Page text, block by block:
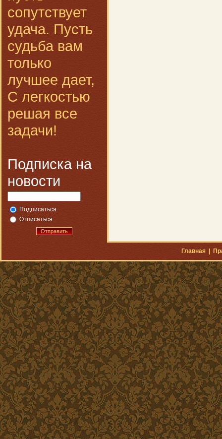
сопутствует
удача. Пусть
судьба вам
только
лучшее дает,
С легкостью
решая все
задачи!
Подписка на
новости
Подписаться
Отписаться
Отправить
Главная|